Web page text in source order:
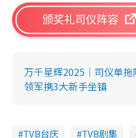
颁奖礼司仪阵容
万千星辉2025｜司仪单
领军携3大新手坐镇
TVB台庆 TVB剧集